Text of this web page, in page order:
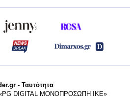
- Ταυτότητα
DIGITAL MONΟΠΡΟΣΩΠΗ ΙΚΕ»